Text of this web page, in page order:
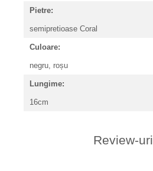
Pietre:
semipretioase Coral
Culoare:
negru, roșu
Lungime:
16cm
Review-uri